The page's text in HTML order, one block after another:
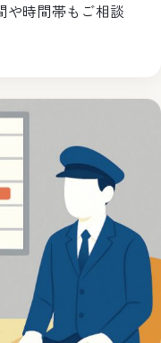
や時間帯もご相談